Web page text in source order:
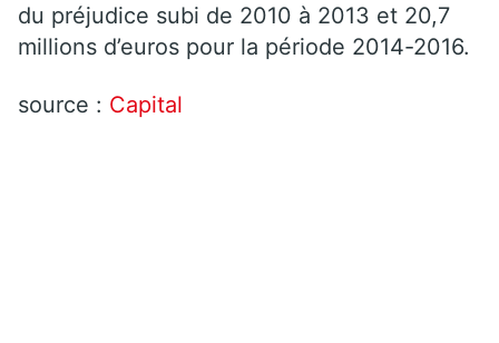
du préjudice subi de 2010 à 2013 et 20,7
millions d’euros pour la période 2014-2016.
source : Capital